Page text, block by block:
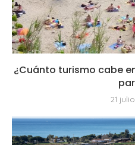
¿Cuánto turismo cabe
21